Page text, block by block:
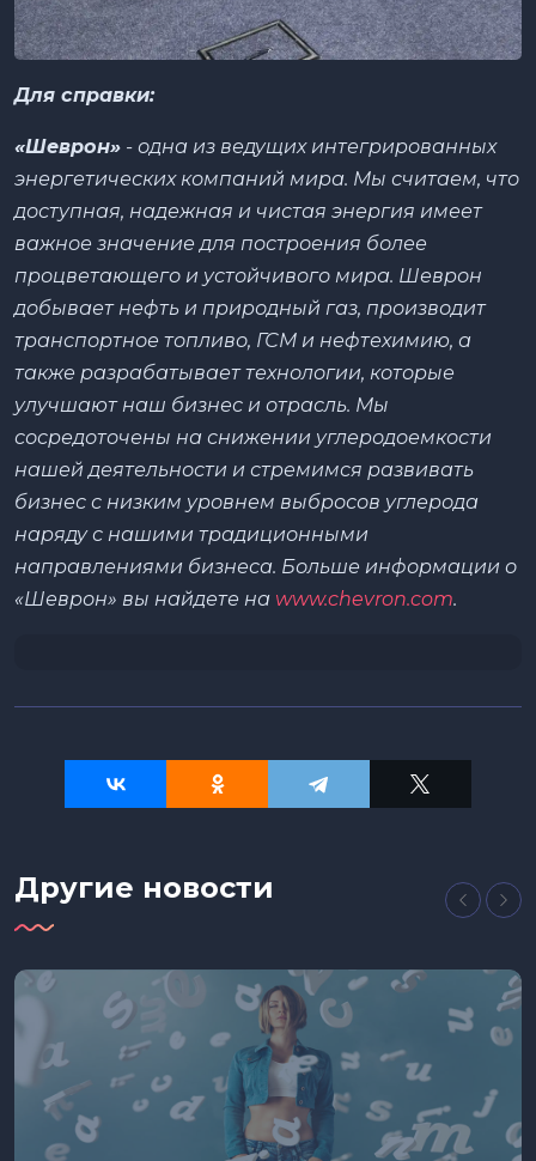
Для справки:
«Шеврон» - одна из ведущих интегрированных
энергетических компаний мира. Мы считаем, что
доступная, надежная и чистая энергия имеет
важное значение для построения более
процветающего и устойчивого мира. Шеврон
добывает нефть и природный газ, производит
транспортное топливо, ГСМ и нефтехимию, а
также разрабатывает технологии, которые
улучшают наш бизнес и отрасль. Мы
сосредоточены на снижении углеродоемкости
нашей деятельности и стремимся развивать
бизнес с низким уровнем выбросов углерода
наряду с нашими традиционными
направлениями бизнеса. Больше информации о
«Шеврон» вы найдете на www.chevron.com.
Другие новости